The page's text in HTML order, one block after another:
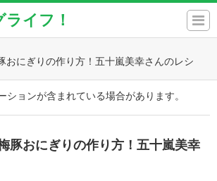
イフ！
おにぎりの作り方！五十嵐美幸さんのレシ
ションが含まれている場合があります。
豚おにぎりの作り方！五十嵐美幸